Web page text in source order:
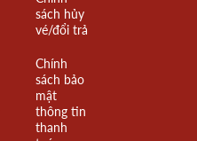
sách hủy
vé/đổi trả
Chính
sách bảo
mật
thông tin
thanh